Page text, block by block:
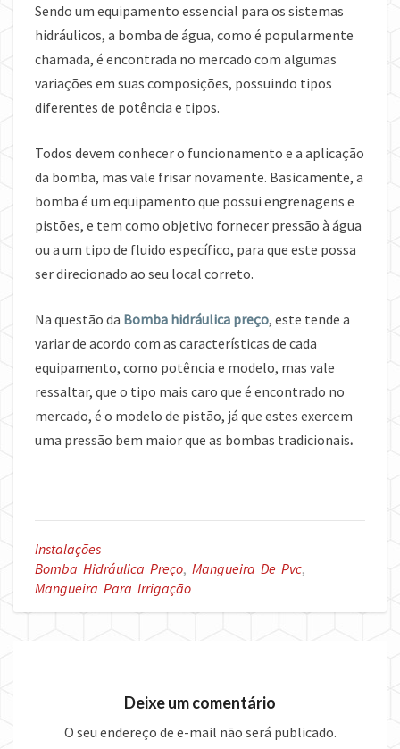
Sendo um equipamento essencial para os sistemas
hidráulicos, a bomba de água, como é popularmente
chamada, é encontrada no mercado com algumas
variações em suas composições, possuindo tipos
diferentes de potência e tipos.
Todos devem conhecer o funcionamento e a aplicação
da bomba, mas vale frisar novamente. Basicamente, a
bomba é um equipamento que possui engrenagens e
pistões, e tem como objetivo fornecer pressão à água
ou a um tipo de fluido específico, para que este possa
ser direcionado ao seu local correto.
Na questão da Bomba hidráulica preço, este tende a
variar de acordo com as características de cada
equipamento, como potência e modelo, mas vale
ressaltar, que o tipo mais caro que é encontrado no
mercado, é o modelo de pistão, já que estes exercem
uma pressão bem maior que as bombas tradicionais.
Instalações
Bomba Hidráulica Preço, Mangueira De Pvc,
Mangueira Para Irrigação
Deixe um comentário
O seu endereço de e-mail não será publicado.